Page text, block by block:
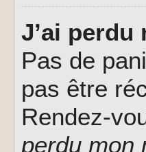
J’ai perdu
Pas de
pas être
Rendez-
perdu mon